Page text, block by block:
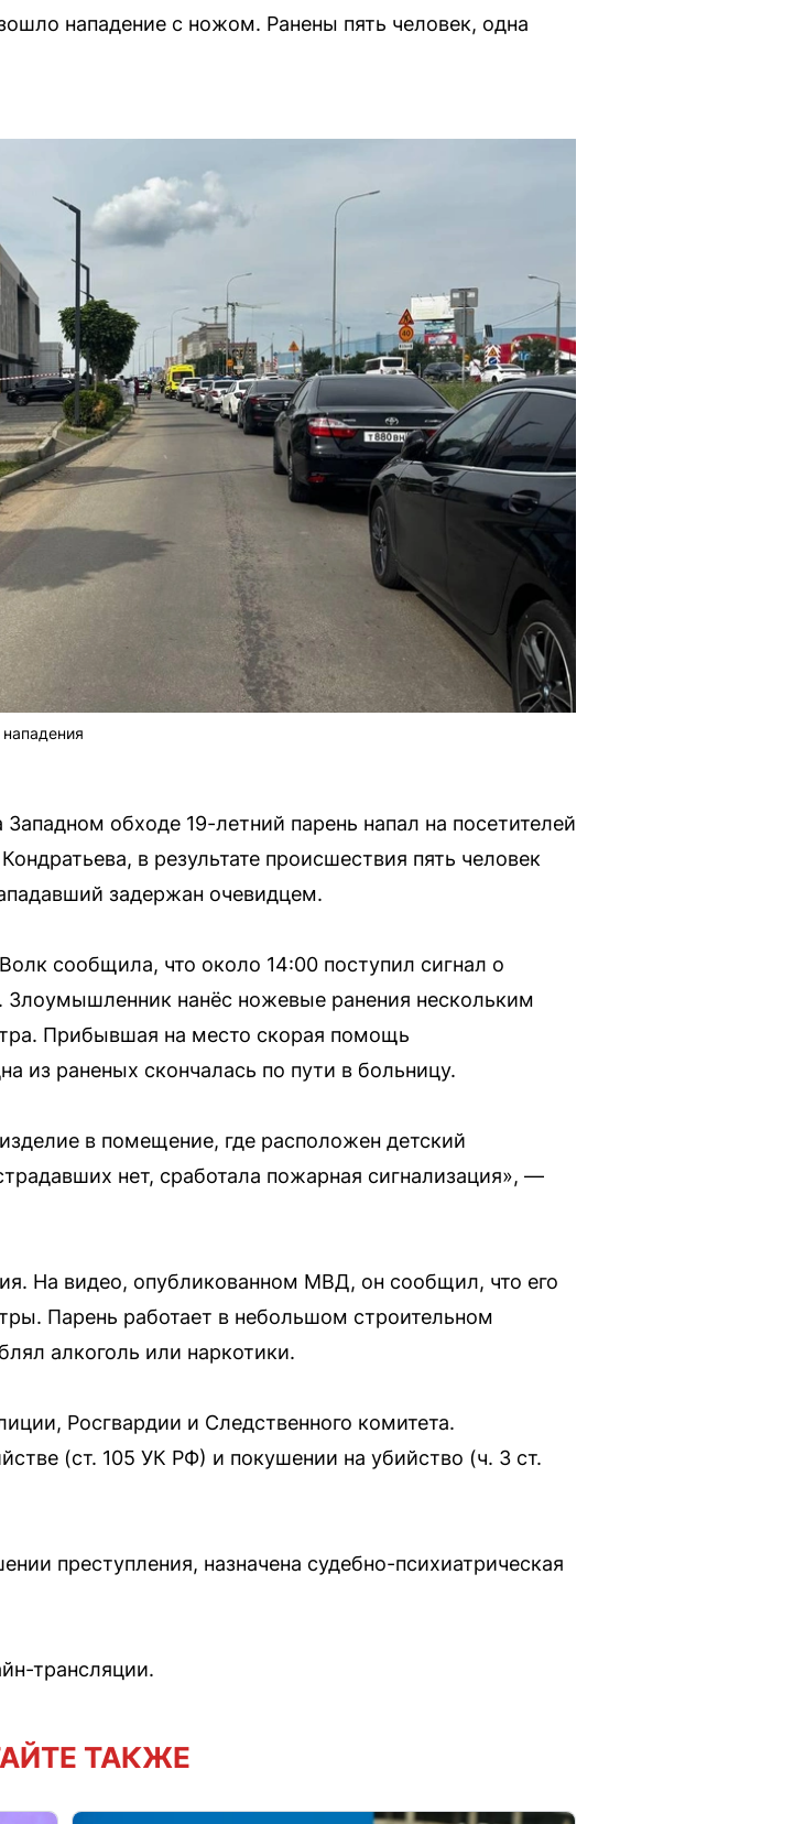
нападение с ножом. Ранены пять человек, одна
обходе 19-летний парень напал на посетителей
в результате происшествия пять человек
задержан очевидцем.
сообщила, что около 14:00 поступил сигнал о
Злоумышленник нанёс ножевые ранения нескольким
Прибывшая на место скорая помощь
из раненых скончалась по пути в больницу.
в помещение, где расположен детский
нет, сработала пожарная сигнализация», —
На видео, опубликованном МВД, он сообщил, что его
Парень работает в небольшом строительном
алкоголь или наркотики.
Росгвардии и Следственного комитета.
(ст. 105 УК РФ) и покушении на убийство (ч. 3 ст.
преступления, назначена судебно-психиатрическая
трансляции.
ТАКЖЕ